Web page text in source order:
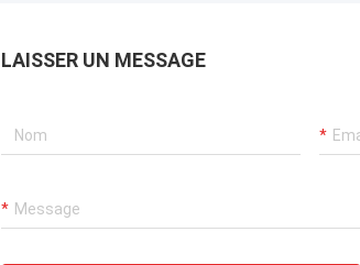
LAISSER UN MESSAGE